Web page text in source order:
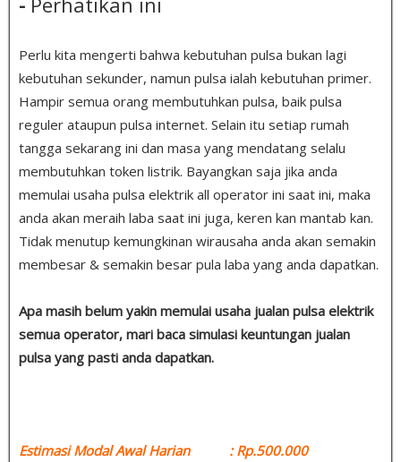
Perlu kita mengerti bahwa kebutuhan pulsa bukan lagi
kebutuhan sekunder, namun pulsa ialah kebutuhan primer.
Hampir semua orang membutuhkan pulsa, baik pulsa
reguler ataupun pulsa internet. Selain itu setiap rumah
tangga sekarang ini dan masa yang mendatang selalu
membutuhkan token listrik. Bayangkan saja jika anda
memulai usaha pulsa elektrik all operator ini saat ini, maka
anda akan meraih laba saat ini juga, keren kan mantab kan.
Tidak menutup kemungkinan wirausaha anda akan semakin
membesar & semakin besar pula laba yang anda dapatkan.
Apa masih belum yakin memulai usaha jualan pulsa elektrik
semua operator, mari baca simulasi keuntungan jualan
pulsa yang pasti anda dapatkan.
Estimasi Modal Awal Harian : Rp.500.000